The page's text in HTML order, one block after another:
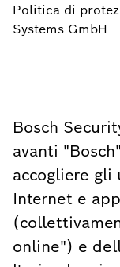
Politica di
Systems GmbH
Bosch
avanti
accogliere
Internet e
online") e